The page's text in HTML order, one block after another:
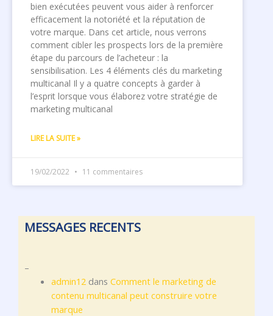
bien exécutées peuvent vous aider à renforcer
efficacement la notoriété et la réputation de
votre marque. Dans cet article, nous verrons
comment cibler les prospects lors de la première
étape du parcours de l’acheteur : la
sensibilisation. Les 4 éléments clés du marketing
multicanal Il y a quatre concepts à garder à
l’esprit lorsque vous élaborez votre stratégie de
marketing multicanal
LIRE LA SUITE »
19/02/2022 11 commentaires
MESSAGES RECENTS
–
admin12 dans Comment le marketing de
contenu multicanal peut construire votre
marque